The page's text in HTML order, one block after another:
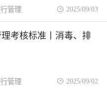
管理 2025/09/03
考核标准丨消毒、排
管理 2025/09/02